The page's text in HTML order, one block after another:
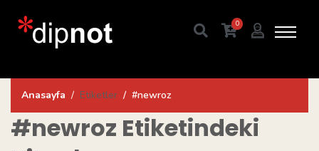
0
Anasayfa Etiketler #newroz
#newroz Etiketindeki